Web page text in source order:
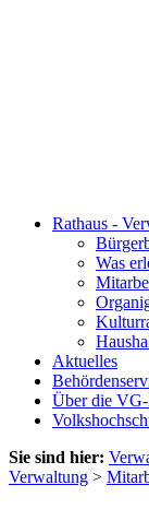
Rathaus -
Was
Aktuelles
Über die
Sie sind hier:
Verwaltung >